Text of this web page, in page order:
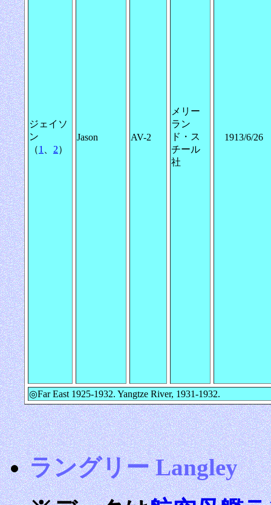
ジェイソ
ン
（1 2）
Jason AV-2
メリー
ラン
ド・ス
チール
社
1913/6/26
◎Far East 1925-1932. Yangtze River, 1931-1932.
ラングリー Langley